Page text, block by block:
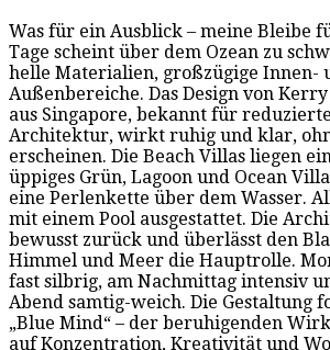
Was für ein Ausblick – meine Bleibe
Tage scheint über dem Ozean zu
helle Materialien, großzügige Innen-
Außenbereiche. Das Design von
aus Singapore, bekannt für
Architektur, wirkt ruhig und klar,
erscheinen. Die Beach Villas liegen
üppiges Grün, Lagoon und Ocean
eine Perlenkette über dem Wasser.
mit einem Pool ausgestattet. Die
bewusst zurück und überlässt den
Himmel und Meer die Hauptrolle.
fast silbrig, am Nachmittag intensiv
Abend samtig-weich. Die Gestaltung
„Blue Mind“ – der beruhigenden
auf Konzentration, Kreativität und